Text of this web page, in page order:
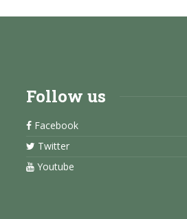
Follow us
Facebook
Twitter
Youtube